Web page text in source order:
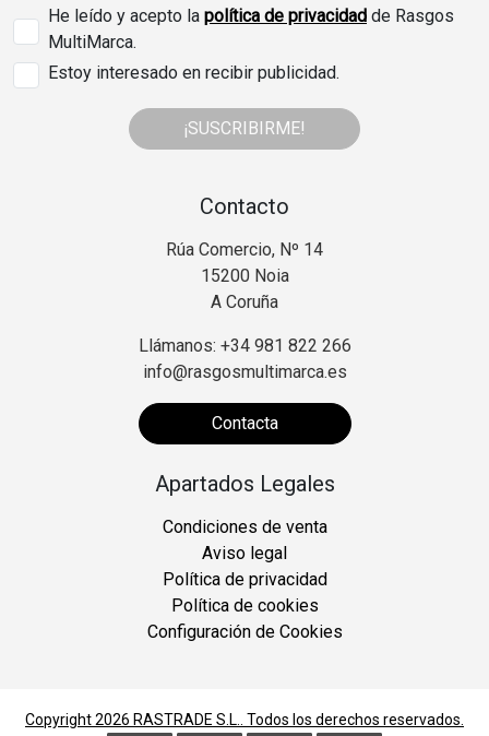
He leído y acepto la política de privacidad de Rasgos
MultiMarca.
Estoy interesado en recibir publicidad.
¡SUSCRIBIRME!
Contacto
Rúa Comercio, Nº 14
15200 Noia
A Coruña
Llámanos: +34 981 822 266
info@rasgosmultimarca.es
Contacta
Apartados Legales
Condiciones de venta
Aviso legal
Política de privacidad
Política de cookies
Configuración de Cookies
Copyright 2026 RASTRADE S.L. . Todos los derechos reservados.